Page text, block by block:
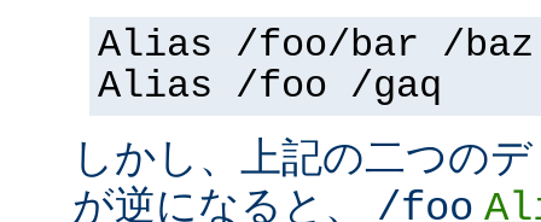
Alias /foo/bar /baz
Alias /foo /gaq
しかし、上記の二つの
が逆になると、 /foo